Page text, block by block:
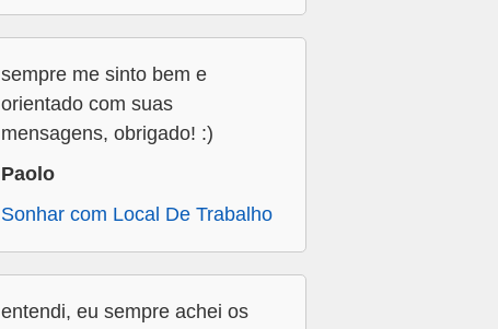
sempre me sinto bem e
orientado com suas
mensagens, obrigado! :)
Paolo
Sonhar com Local De Trabalho
entendi, eu sempre achei os